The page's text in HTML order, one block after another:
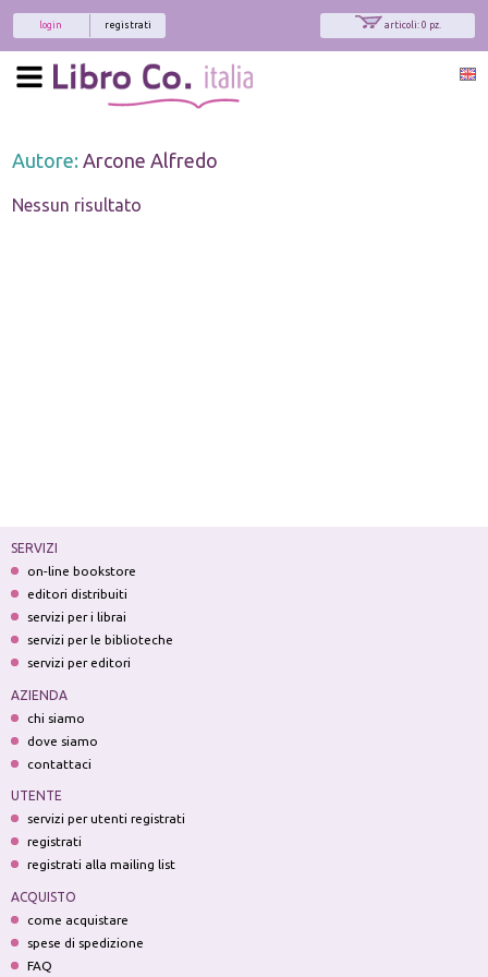
articoli: 0 pz.
registrati
login
Autore: Arcone Alfredo
Nessun risultato
SERVIZI
on-line bookstore
editori distribuiti
servizi per i librai
servizi per le biblioteche
servizi per editori
AZIENDA
chi siamo
dove siamo
contattaci
UTENTE
servizi per utenti registrati
registrati
registrati alla mailing list
ACQUISTO
come acquistare
spese di spedizione
FAQ